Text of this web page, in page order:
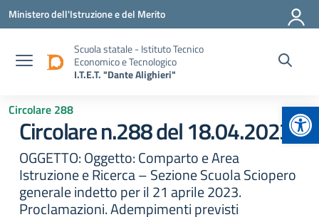
Vai ai contenuti
Vai al menu di navigazione
Vai al footer
Ministero dell'Istruzione e del Merito
Scuola statale - Istituto Tecnico
Economico e Tecnologico
I.T.E.T. "Dante Alighieri"
Circolare 288
Circolare n.288 del 18.04.2023
OGGETTO: Oggetto: Comparto e Area
Istruzione e Ricerca – Sezione Scuola Sciopero
generale indetto per il 21 aprile 2023.
Proclamazioni. Adempimenti previsti